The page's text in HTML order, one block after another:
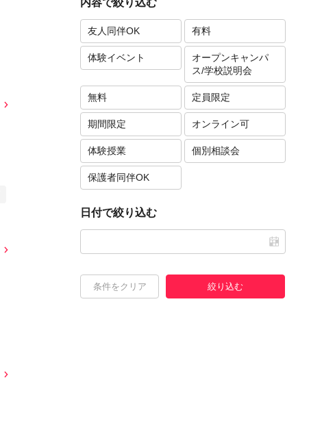
内容で絞り込む
友人同伴OK 有料
体験イベント
オープンキャンパ
ス/学校説明会
無料 定員限定
期間限定 オンライン可
体験授業 個別相談会
保護者同伴OK
日付で絞り込む
条件をクリア 絞り込む